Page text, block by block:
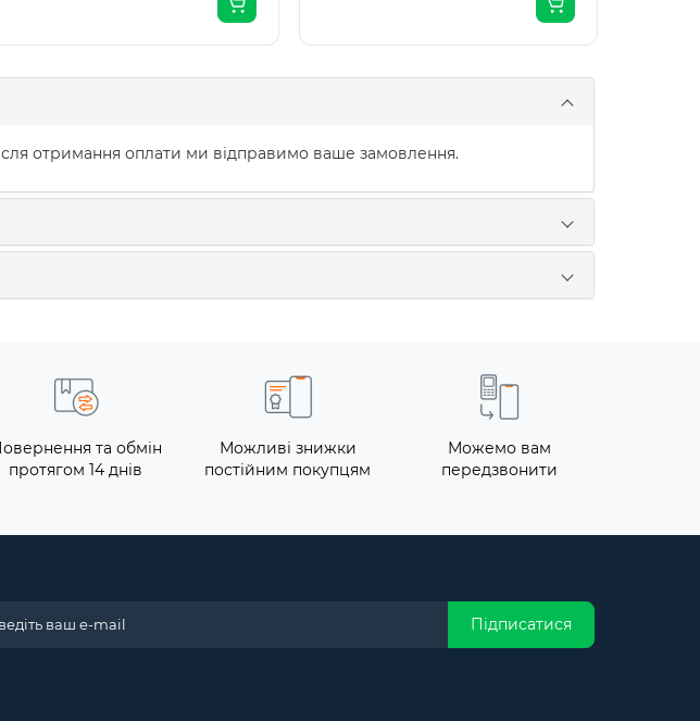
отримання оплати ми відправимо ваше замовлення.
та обмін
протягом 14 днів
Можливі знижки
постійним покупцям
Можемо вам
передзвонити
Підписатися